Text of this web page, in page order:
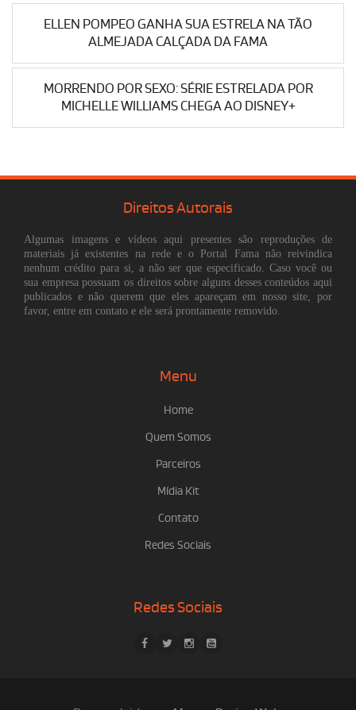
ELLEN POMPEO GANHA SUA ESTRELA NA TÃO
ALMEJADA CALÇADA DA FAMA
MORRENDO POR SEXO: SÉRIE ESTRELADA POR
MICHELLE WILLIAMS CHEGA AO DISNEY+
Direitos Autorais
Algumas imagens e vídeos aqui presentes são reproduções de
materiais já existentes na rede e o Portal Fama não reivindica
nenhum crédito para si, a não ser que especificado. Caso você ou
sua empresa possuam os direitos sobre alguns desses conteúdos aqui
publicados e não querem que eles apareçam em nosso site, por
favor, entre em contato e ele será prontamente removido.
Menu
Home
Quem Somos
Parceiros
Mídia Kit
Contato
Redes Sociais
Redes Sociais